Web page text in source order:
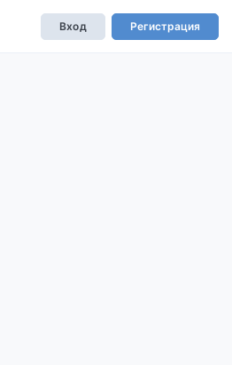
Вход Регистрация